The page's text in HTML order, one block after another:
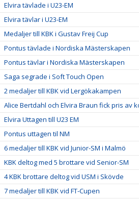
Elvira tävlade i U23-EM
Elvira tävlar i U23-EM
Medaljer till KBK i Gustav Freij Cup
Pontus tävlade i Nordiska Mästerskapen
Pontus tävlar i Nordiska Mästerskapen
Saga segrade i Soft Touch Open
2 medaljer till KBK vid Lergökakampen
Alice Bertdahl och Elvira Braun fick pris av
Elvira Uttagen till U23 EM
Pontus uttagen til NM
6 medaljer till KBK vid Junior-SM i Malmö
KBK deltog med 5 brottare vid Senior-SM
4 KBK brottare deltog vid USM i Skövde
7 medaljer till KBK vid FT-Cupen